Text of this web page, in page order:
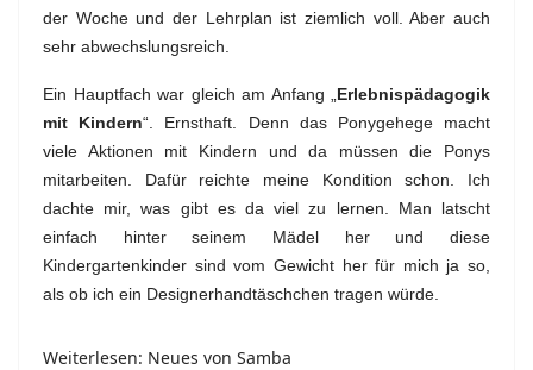
der Woche und der Lehrplan ist ziemlich voll. Aber auch
sehr abwechslungsreich.
Ein Hauptfach war gleich am Anfang „ Erlebnispädagogik
mit Kindern“. Ernsthaft. Denn das Ponygehege macht
viele Aktionen mit Kindern und da müssen die Ponys
mitarbeiten. Dafür reichte meine Kondition schon. Ich
dachte mir, was gibt es da viel zu lernen. Man latscht
einfach hinter seinem Mädel her und diese
Kindergartenkinder sind vom Gewicht her für mich ja so,
als ob ich ein Designerhandtäschchen tragen würde.
Weiterlesen: Neues von Samba